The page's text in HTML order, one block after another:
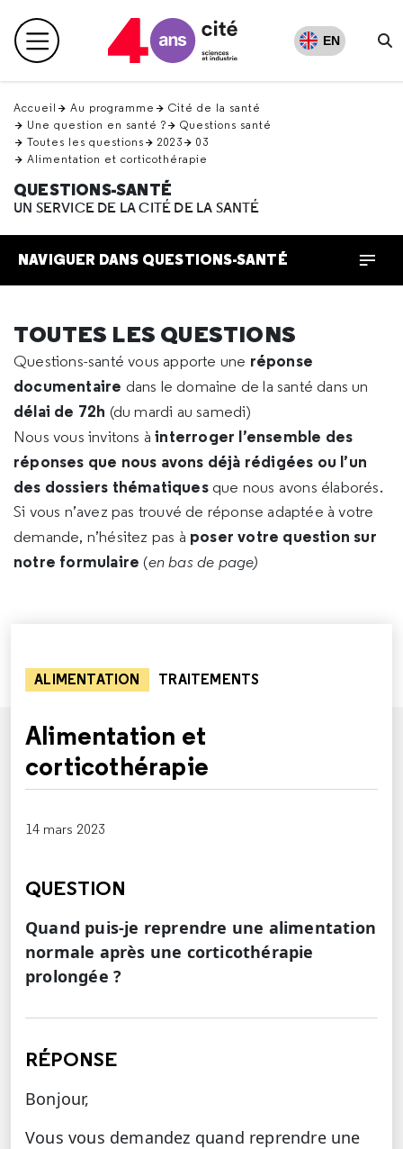
en
haut Menu principal EN
Accueil Au programme
Cité de la santé
Une question en santé ?
Questions santé
Toutes les questions
2023
03
Alimentation et corticothérapie
QUESTIONS-SANTÉ
UN SERVICE DE LA CITÉ DE LA SANTÉ
NAVIGUER DANS QUESTIONS-SANTÉ
TOUTES LES QUESTIONS
Questions-santé vous apporte une réponse
documentaire dans le domaine de la santé dans un
délai de 72h (du mardi au samedi)
Nous vous invitons àinterroger l’ensemble des
réponses que nous avons déjà rédigées ou l’un
des dossiers thématiques que nous avons élaborés.
Si vous n’avez pas trouvé de réponse adaptée à votre
demande, n’hésitez pas à poser votre question sur
notre formulaire (en bas de page)
ALIMENTATION TRAITEMENTS
Alimentation et
corticothérapie
14 mars 2023
QUESTION
Quand puis-je reprendre une alimentation
normale après une corticothérapie
prolongée ?
RÉPONSE
Bonjour,
Vous vous demandez quand reprendre une